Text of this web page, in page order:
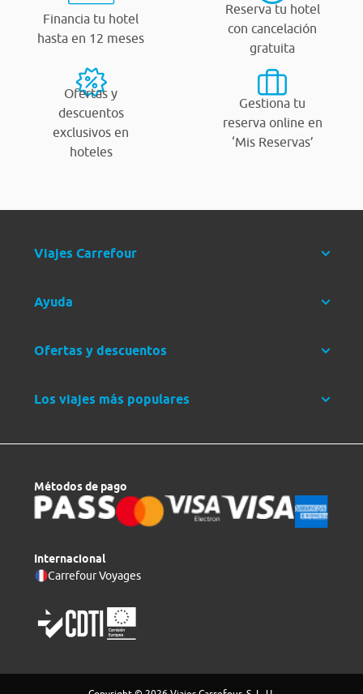
Financia tu hotel
hasta en 12 meses
Reserva tu hotel
con cancelación
gratuita
Ofertas y
descuentos
exclusivos en
hoteles
Gestiona tu
reserva online en
‘Mis Reservas’
Viajes Carrefour
Ayuda
Ofertas y descuentos
Los viajes más populares
Métodos de pago
Internacional
Carrefour Voyages